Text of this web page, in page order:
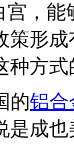
宫，
策形
种方
的铝合
是成